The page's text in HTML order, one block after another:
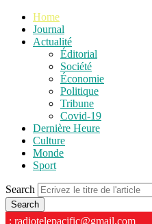
Home
Journal
Actualité
Éditorial
Société
Économie
Politique
Tribune
Covid-19
Dernière Heure
Culture
Monde
Sport
Search
: radiotelepacific@gmail.com